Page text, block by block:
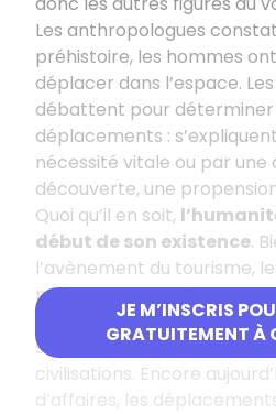
JE M’INSCRIS
GRATUITEMENT À
Les anthropologues
préhistoire, les hommes
déplacer dans l’espace.
débattent pour déterminer
déplacements :
nécessité vitale ou par une
découverte, une
Quoi qu’il en soit,
début de son existence.
l’avènement du tourisme,
marchands, les
conquêtes militaires, les
sont des composantes
civilisations. Encore
d’affaires, les